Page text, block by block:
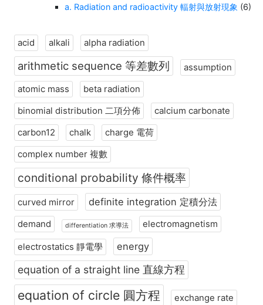
a. Radiation and radioactivity 輻射與放射現象 (6)
acid alkali alpha radiation
arithmetic sequence 等差數列
assumption
atomic mass
beta radiation
binomial distribution 二項分佈
calcium carbonate
carbon12
chalk
charge 電荷
complex number 複數
conditional probability 條件概率
curved mirror definite integration 定積分法
demand differentiation 求導法 electromagnetism
electrostatics 靜電學 energy
equation of a straight line 直線方程
equation of circle 圓方程 exchange rate